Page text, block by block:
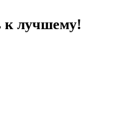
к лучшему!